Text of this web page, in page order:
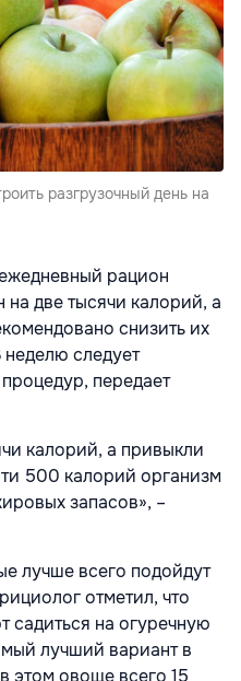
разгрузочный день на
рацион
на две тысячи калорий, а
снизить их
неделю следует
передает
калорий, а привыкли
500 калорий организм
запасов», –
лучше всего подойдут
отметил, что
садиться на огуречную
лучший вариант в